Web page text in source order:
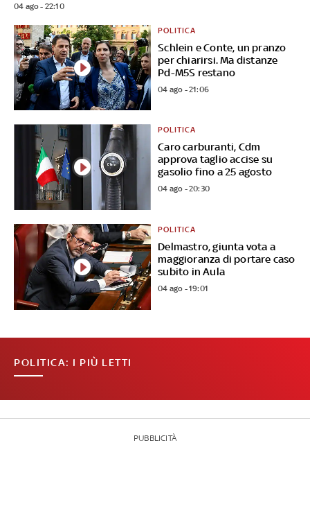
04 ago - 22:10
Schlein e Conte, un pranzo
per chiarirsi. Ma distanze
Pd-M5S restano
POLITICA
04 ago - 21:06
Caro carburanti, Cdm
approva taglio accise su
gasolio fino a 25 agosto
POLITICA
04 ago - 20:30
Delmastro, giunta vota a
maggioranza di portare caso
subito in Aula
POLITICA
04 ago - 19:01
POLITICA: I PIÙ LETTI
PUBBLICITÀ